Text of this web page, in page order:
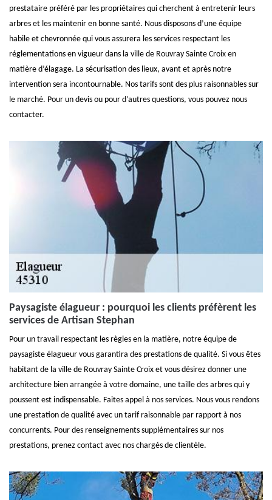
prestataire préféré par les propriétaires qui cherchent à entretenir leurs
arbres et les maintenir en bonne santé. Nous disposons d’une équipe
habile et chevronnée qui vous assurera les services respectant les
réglementations en vigueur dans la ville de Rouvray Sainte Croix en
matière d’élagage. La sécurisation des lieux, avant et après notre
intervention sera incontournable. Nos tarifs sont des plus raisonnables sur
le marché. Pour un devis ou pour d’autres questions, vous pouvez nous
contacter.
Paysagiste élagueur : pourquoi les clients préfèrent les
services de Artisan Stephan
Pour un travail respectant les règles en la matière, notre équipe de
paysagiste élagueur vous garantira des prestations de qualité. Si vous êtes
habitant de la ville de Rouvray Sainte Croix et vous désirez donner une
architecture bien arrangée à votre domaine, une taille des arbres qui y
poussent est indispensable. Faites appel à nos services. Nous vous rendons
une prestation de qualité avec un tarif raisonnable par rapport à nos
concurrents. Pour des renseignements supplémentaires sur nos
prestations, prenez contact avec nos chargés de clientèle.